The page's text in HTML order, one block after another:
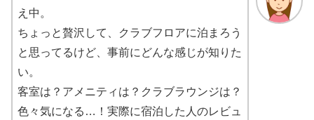
え中。
ちょっと贅沢して、クラブフロアに泊まろう
と思ってるけど、事前にどんな感じが知りた
い。
客室は？アメニティは？クラブラウンジは？
色々気になる…！実際に宿泊した人のレビュ